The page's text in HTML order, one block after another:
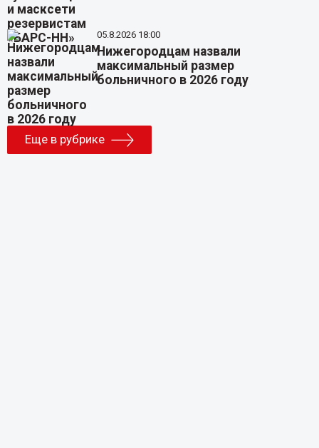
05.8.2026 18:00
Нижегородцам назвали
максимальный размер
больничного в 2026 году
Еще в рубрике